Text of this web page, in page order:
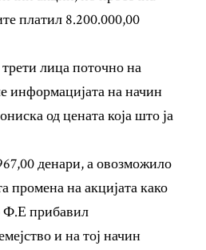
платил 8.200.000,00
лица поточно на
информацијата на начин
од цената која што ја
денари, а овозможило
промена на акцијата како
Ф.Е прибавил
и на тој начин